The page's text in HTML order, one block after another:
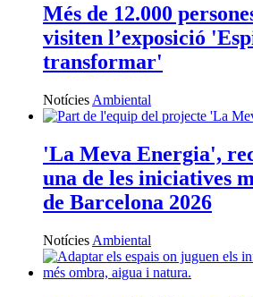
Més de 12.000
visiten l’exposició
transformar'
Notícies Ambiental
'La Meva Energia',
una de les iniciatives
de Barcelona 2026
Notícies Ambiental